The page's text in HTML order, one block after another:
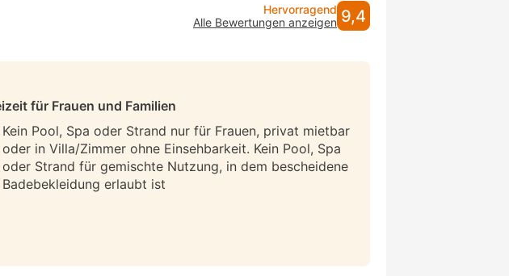
Hervorragend
Alle Bewertungen anzeigen 9,4
für Frauen und Familien
Kein Pool, Spa oder Strand nur für Frauen, privat mietbar
oder in Villa/Zimmer ohne Einsehbarkeit. Kein Pool, Spa
oder Strand für gemischte Nutzung, in dem bescheidene
Badebekleidung erlaubt ist